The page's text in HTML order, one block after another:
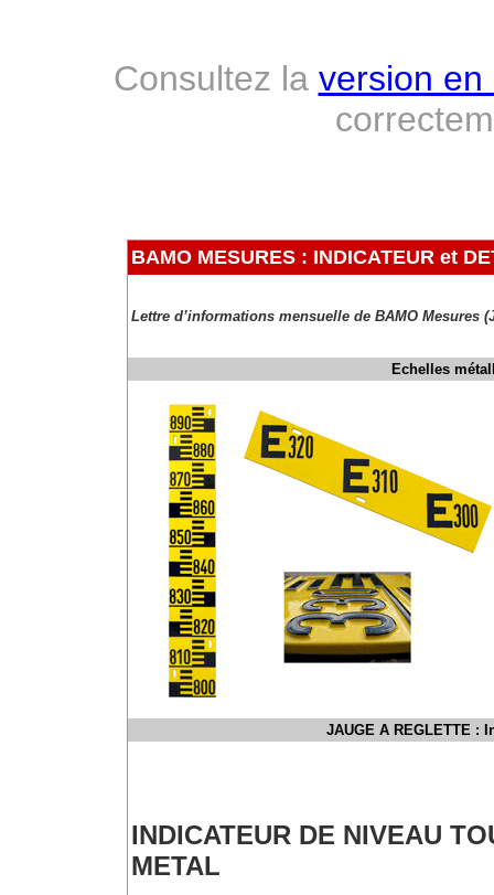
Consultez la version en
BAMO MESURES : INDICATEUR et
Lettre d’informations mensuelle de BAMO Mesures
Echelles
JAUGE A REGLETTE :
INDICATEUR DE NIVEAU
METAL